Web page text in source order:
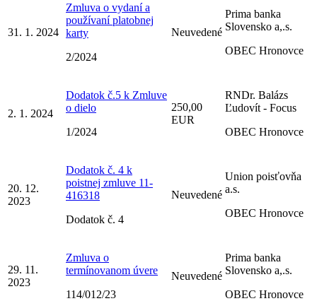
31. 1. 2024
Zmluva o vydaní a
používaní platobnej
karty
2/2024
Neuvedené
Prima banka
Slovensko a,.s.
OBEC Hronovce
2. 1. 2024
Dodatok č.5 k Zmluve
o dielo
1/2024
250,00
EUR
RNDr. Balázs
Ľudovít - Focus
OBEC Hronovce
20. 12.
2023
Dodatok č. 4 k
poistnej zmluve 11-
416318
Dodatok č. 4
Neuvedené
Union poisťovňa
a.s.
OBEC Hronovce
29. 11.
2023
Zmluva o
termínovanom úvere
114/012/23
Neuvedené
Prima banka
Slovensko a,.s.
OBEC Hronovce